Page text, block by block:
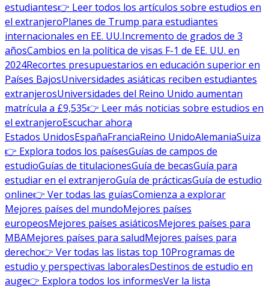
estudiantes👉 Leer todos los artículos sobre estudios en
el extranjeroPlanes de Trump para estudiantes
internacionales en EE. UU.Incremento de grados de 3
añosCambios en la política de visas F-1 de EE. UU. en
2024Recortes presupuestarios en educación superior en
Países BajosUniversidades asiáticas reciben estudiantes
extranjerosUniversidades del Reino Unido aumentan
matrícula a £9,535👉 Leer más noticias sobre estudios en
el extranjeroEscuchar ahora
Estados UnidosEspañaFranciaReino UnidoAlemaniaSuiza
👉 Explora todos los paísesGuías de campos de
estudioGuías de titulacionesGuía de becasGuía para
estudiar en el extranjeroGuía de prácticasGuía de estudio
online👉 Ver todas las guíasComienza a explorar
Mejores países del mundoMejores países
europeosMejores países asiáticosMejores países para
MBAMejores países para saludMejores países para
derecho👉 Ver todas las listas top 10Programas de
estudio y perspectivas laboralesDestinos de estudio en
auge👉 Explora todos los informesVer la lista